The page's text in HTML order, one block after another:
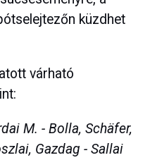
küzdhet
várható
M. - Bolla, Schäfer,
Gazdag - Sallai